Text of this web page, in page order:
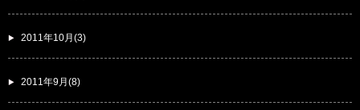
2011年10月(3)
2011年9月(8)